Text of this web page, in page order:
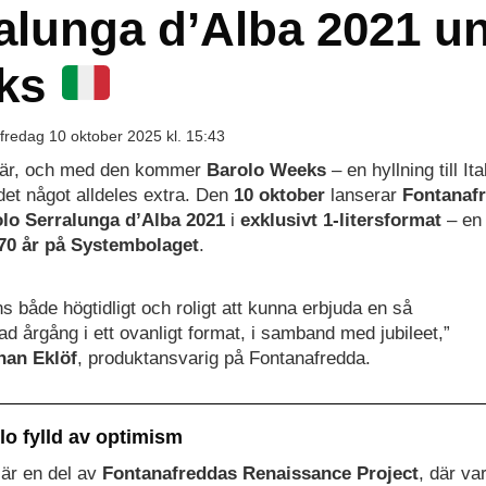
d’Alba 2021
fredag 10 oktober 2025 kl. 15:43
och med den kommer Barolo Weeks – en hyllning till
något alldeles extra. Den 10 oktober lanserar
Serralunga d’Alba 2021 i exklusivt 1-litersformat –
år på Systembolaget.
både högtidligt och roligt att kunna erbjuda en så
årgång i ett ovanligt format, i samband med jubileet,”
Eklöf, produktansvarig på Fontanafredda.
fylld av optimism
en del av Fontanafreddas Renaissance Project, där